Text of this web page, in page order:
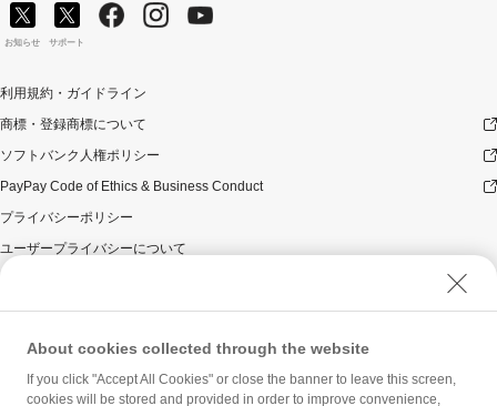
お知らせ サポート
利用規約・ガイドライン
商標・登録商標について
ソフトバンク人権ポリシー
PayPay Code of Ethics & Business Conduct
プライバシーポリシー
ユーザープライバシーについて
ウェブサイト利用規約
反社会的勢力に対する方針
勧誘方針
About cookies collected through the website
If you click "Accept All Cookies" or close the banner to leave this screen,
cookies will be stored and provided in order to improve convenience,